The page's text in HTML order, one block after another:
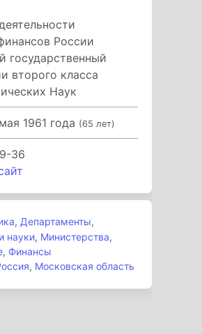
России
государственный
второго класса
Наук
1961 года (65 лет)
36
, Департаменты,
науки, Министерства,
, Финансы
, Московская область